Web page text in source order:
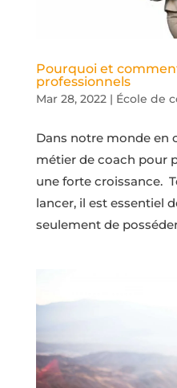
Pourquoi et
professionnels
Mar 28, 2022| École de
Dans notre monde en
métier de coach pour
une forte croissance.
lancer, il est essentiel
seulement de